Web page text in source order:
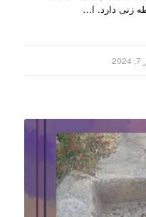
زنی دارد. ا…